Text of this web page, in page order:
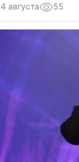
4 августа 55